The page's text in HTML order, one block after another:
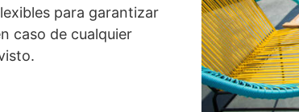
para garantizar
caso de cualquier